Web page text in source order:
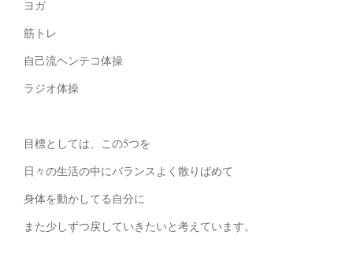
ヨガ
筋トレ
自己流ヘンテコ体操
ラジオ体操
目標としては、この5つを
日々の生活の中にバランスよく散りばめて
身体を動かしてる自分に
また少しずつ戻していきたいと考えています。